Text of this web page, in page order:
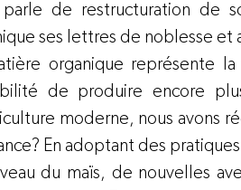
parle de restructuration de
ses lettres de noblesse et
organique représente
de produire encore
moderne, nous avons
En adoptant des
du maïs, de nouvelles